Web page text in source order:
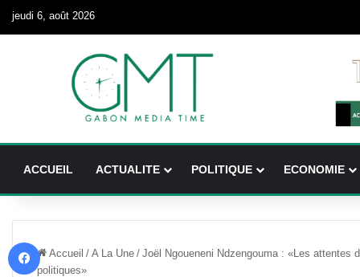
jeudi 6, août 2026
ACCUEIL ACTUALITE POLITIQUE ECONOMIE
Accueil / A La Une / Joël Ngoueneni Ndzengouma : «Les attentes
politiques»